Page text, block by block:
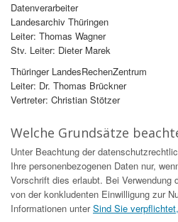
Datenverarbeiter
Landesarchiv Thüringen
Leiter: Thomas Wagner
Stv. Leiter: Dieter Marek
Thüringer LandesRechenZentrum
Leiter: Dr. Thomas Brückner
Vertreter: Christian Stötzer
Welche Grundsätze
Unter Beachtung der
Ihre personenbezogenen Daten nur,
Vorschrift dies erlaubt. Bei Verwendung
von der konkludenten Einwilligung zur
Informationen unterSind Sie